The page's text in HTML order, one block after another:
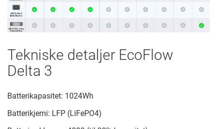
Tekniske detaljer EcoFlow
Delta 3
Batterikapasitet: 1024Wh
Batterikjemi: LFP (LiFePO4)